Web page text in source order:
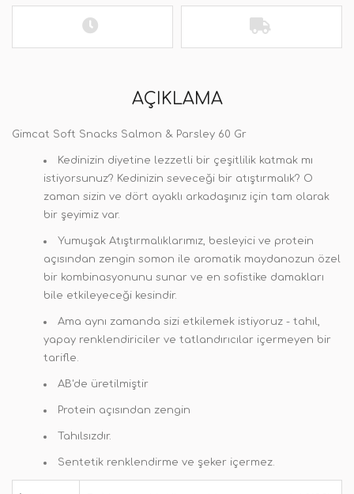
AÇIKLAMA
Gimcat Soft Snacks Salmon & Parsley 60 Gr
Kedinizin diyetine lezzetli bir çeşitlilik katmak mı
istiyorsunuz? Kedinizin seveceği bir atıştırmalık? O
zaman sizin ve dört ayaklı arkadaşınız için tam olarak
bir şeyimiz var.
Yumuşak Atıştırmalıklarımız, besleyici ve protein
açısından zengin somon ile aromatik maydanozun özel
bir kombinasyonunu sunar ve en sofistike damakları
bile etkileyeceği kesindir.
Ama aynı zamanda sizi etkilemek istiyoruz - tahıl,
yapay renklendiriciler ve tatlandırıcılar içermeyen bir
tarifle.
AB'de üretilmiştir
Protein açısından zengin
Tahılsızdır.
Sentetik renklendirme ve şeker içermez.